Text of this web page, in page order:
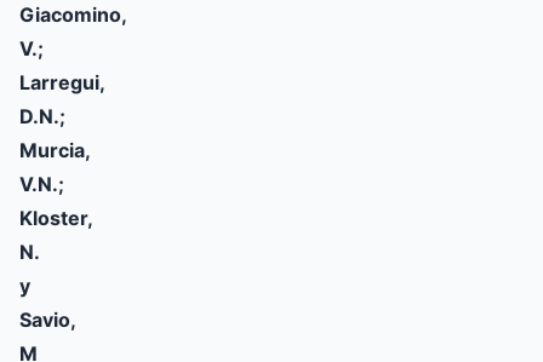
Giacomino,
V.;
Larregui,
D.N.;
Murcia,
V.N.;
Kloster,
N.
y
Savio,
M